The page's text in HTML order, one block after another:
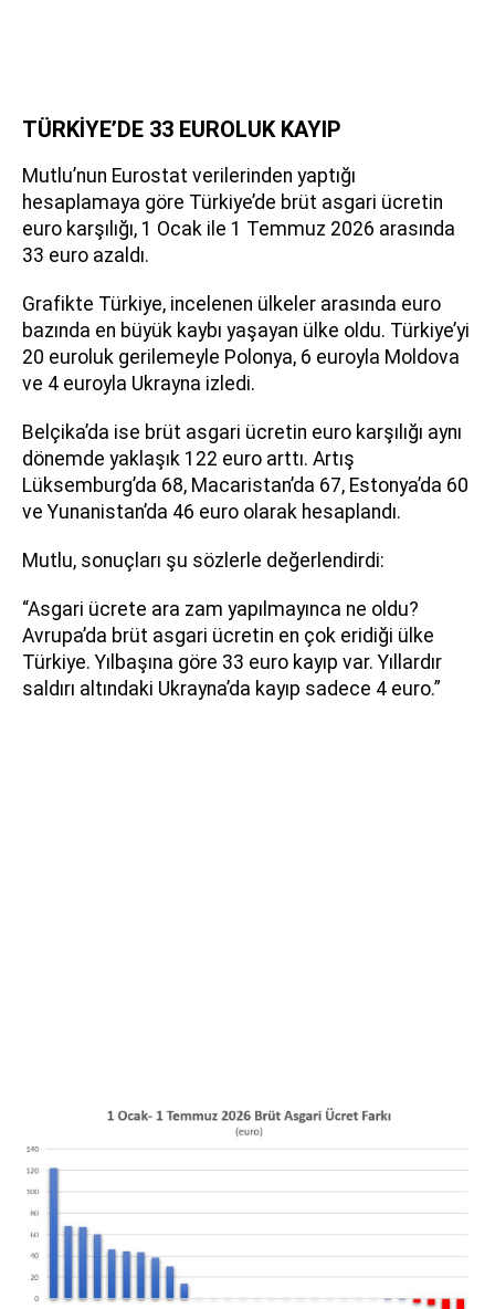
TÜRKİYE’DE 33 EUROLUK KAYIP
Mutlu’nun Eurostat verilerinden yaptığı
hesaplamaya göre Türkiye’de brüt asgari ücretin
euro karşılığı, 1 Ocak ile 1 Temmuz 2026 arasında
33 euro azaldı.
Grafikte Türkiye, incelenen ülkeler arasında euro
bazında en büyük kaybı yaşayan ülke oldu. Türkiye’yi
20 euroluk gerilemeyle Polonya, 6 euroyla Moldova
ve 4 euroyla Ukrayna izledi.
Belçika’da ise brüt asgari ücretin euro karşılığı aynı
dönemde yaklaşık 122 euro arttı. Artış
Lüksemburg’da 68, Macaristan’da 67, Estonya’da 60
ve Yunanistan’da 46 euro olarak hesaplandı.
Mutlu, sonuçları şu sözlerle değerlendirdi:
“Asgari ücrete ara zam yapılmayınca ne oldu?
Avrupa’da brüt asgari ücretin en çok eridiği ülke
Türkiye. Yılbaşına göre 33 euro kayıp var. Yıllardır
saldırı altındaki Ukrayna’da kayıp sadece 4 euro.”